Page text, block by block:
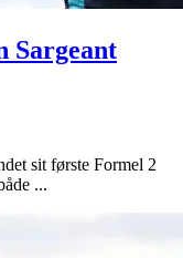
Sargeant
sit første Formel 2
...